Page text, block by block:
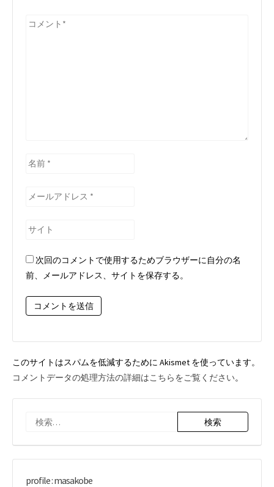
コ
名
メ
ル
ド
レ
*
サ
ト 次回のコメントで使用するためブラウザーに自分の名
前、メールアドレス、サイトを保存する。
このサイトはスパムを低減するために Akismet を使っています。
コメントデータの処理方法の詳細はこちらをご覧ください。
索:
profile : masakobe